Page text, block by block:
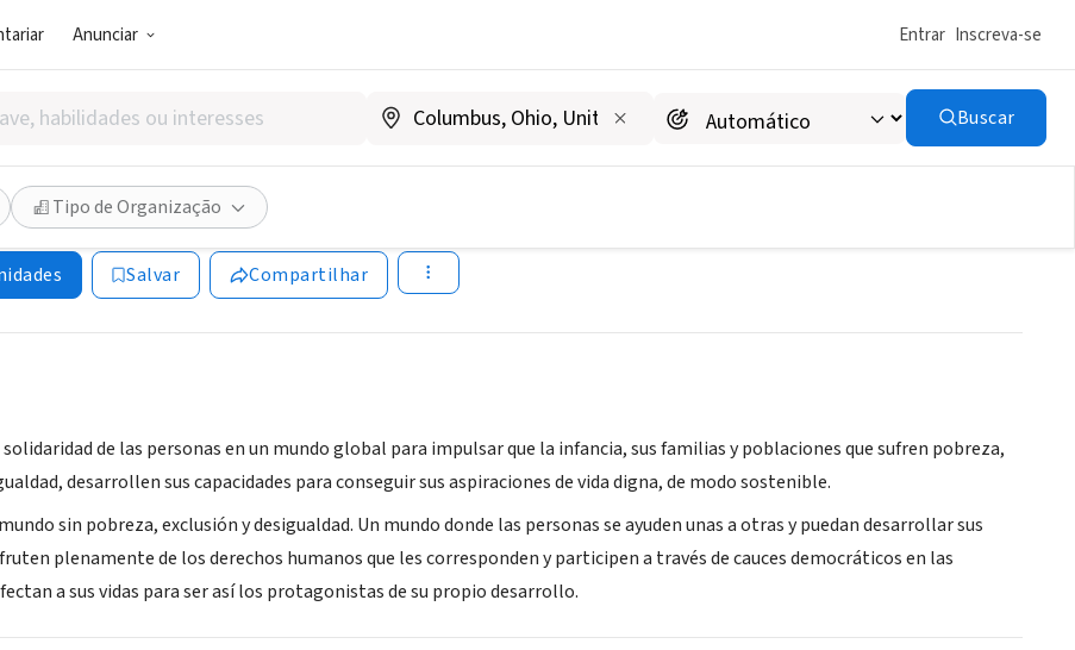
Anunciar Entrar Inscreva-se
Buscar
Tipo de Organização
AYUDA EN ACCIÓN
|www.ayudaenaccion.org
Salvar Compartilhar
de las personas en un mundo global para impulsar que la infancia, sus familias y poblaciones que sufren pobreza,
desarrollen sus capacidades para conseguir sus aspiraciones de vida digna, de modo sostenible.
sin pobreza, exclusión y desigualdad. Un mundo donde las personas se ayuden unas a otras y puedan desarrollar sus
plenamente de los derechos humanos que les corresponden y participen a través de cauces democráticos en las
a sus vidas para ser así los protagonistas de su propio desarrollo.